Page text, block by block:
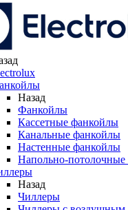
Назад
Фанкойлы
Кассетные фанкойлы
Канальные фанкойлы
Настенные фанкойлы
Напольно-
Назад
Чиллеры